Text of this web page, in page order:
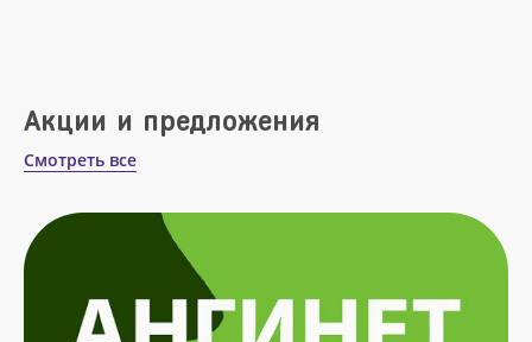
Акции и предложения
Смотреть все